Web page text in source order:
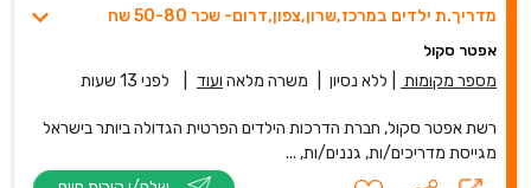
מדריך.ת ילדים במרכז,שרון,צפון,דרום- שכר 50-80 שח
אפטר סקול
מספר מקומות ללא נסיון משרה מלאה ועוד לפני 13 שעות
רשת אפטר סקול, חברת הדרכות הילדים הפרטית הגדולה ביותר בישראל
מגייסת מדריכים/ות, גננים/ות, ...